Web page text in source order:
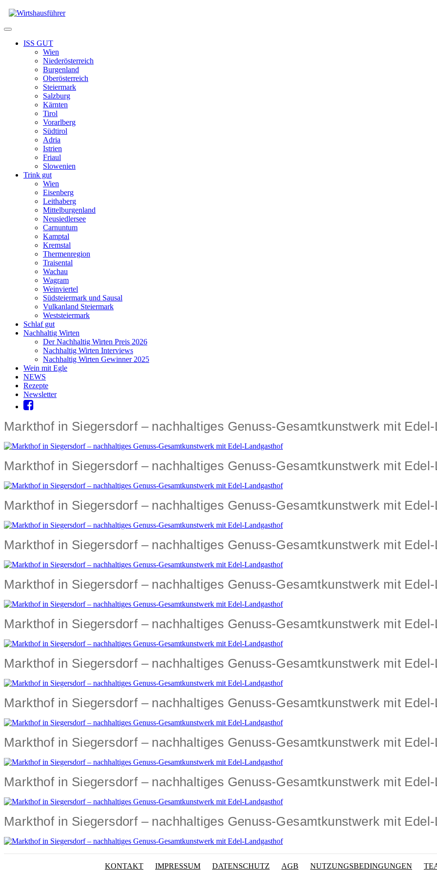
Zum
Inhalt
Menü
ISS GUT
Wien
Niederösterreich
Burgenland
Oberösterreich
Steiermark
Salzburg
Kärnten
Tirol
Vorarlberg
Südtirol
Adria
Istrien
Friaul
Slowenien
Trink gut
Wien
Eisenberg
Leithaberg
Mittelburgenland
Neusiedlersee
Carnuntum
Kamptal
Kremstal
Thermenregion
Traisental
Wachau
Wagram
Weinviertel
Südsteiermark und Sausal
Vulkanland Steiermark
Weststeiermark
Schlaf gut
Nachhaltig Wirten
Der Nachhaltig Wirten Preis 2026
Nachhaltig Wirten Interviews
Nachhaltig Wirten Gewinner 2025
Wein mit Egle
NEWS
Rezepte
Newsletter
Markthof in Siegersdorf – nachhaltiges Genuss-Gesamtkunstwerk mit
Markthof in Siegersdorf – nachhaltiges Genuss-Gesamtkunstwerk mit
Markthof in Siegersdorf – nachhaltiges Genuss-Gesamtkunstwerk mit
Markthof in Siegersdorf – nachhaltiges Genuss-Gesamtkunstwerk mit
Markthof in Siegersdorf – nachhaltiges Genuss-Gesamtkunstwerk mit
Markthof in Siegersdorf – nachhaltiges Genuss-Gesamtkunstwerk mit
Markthof in Siegersdorf – nachhaltiges Genuss-Gesamtkunstwerk mit
Markthof in Siegersdorf – nachhaltiges Genuss-Gesamtkunstwerk mit
Markthof in Siegersdorf – nachhaltiges Genuss-Gesamtkunstwerk mit
Markthof in Siegersdorf – nachhaltiges Genuss-Gesamtkunstwerk mit
Markthof in Siegersdorf – nachhaltiges Genuss-Gesamtkunstwerk mit
KONTAKT IMPRESSUM DATENSCHUTZ AGB NUTZUNGSBEDINGUNGEN